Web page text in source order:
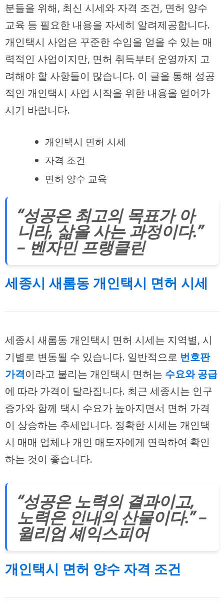
분들을 위해, 최신 시세와 자격 조건, 면허 양수
교육 등 필요한 내용을 자세히 알려제공합니다.
개인택시 사업은 꾸준한 수입을 얻을 수 있는 매
력적인 사업이지만, 면허 취득부터 운영까지 고
려해야 할 사항들이 많습니다. 이 글을 통해 성공
적인 개인택시 사업 시작을 위한 내용을 얻어가
시기 바랍니다.
개인택시 면허 시세
자격 조건
면허 양수 교육
“성공은 최고의 목표가 아
니라, 삶을 사는 과정이다.”
– 벤자민 프랭클린
세종시 새롬동 개인택시 면허 시세
세종시 새롬동 개인택시 면허 시세는 지역별, 시
기별로 변동될 수 있습니다. 일반적으로 번호판
가격이라고 불리는 개인택시 면허는 수요와 공급
에 따라 가격이 달라집니다. 최근 세종시는 인구
증가와 함께 택시 수요가 높아지면서 면허 가격
이 상승하는 추세입니다. 정확한 시세는 개인택
시 매매 업체나 개인 매도자에게 연락하여 확인
하는 것이 좋습니다.
“성공은 노력의 결과이고,
노력은 인내의 산물이다.” –
윌리엄 셰익스피어
개인택시 면허 양수 자격 조건